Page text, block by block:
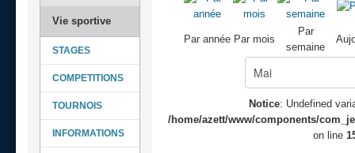
STAGES
COMPETITIONS
TOURNOIS
INFORMATIONS
Par année Par mois
Par
semaine
Notice: Undefined
/home/azett/www/components/
on line